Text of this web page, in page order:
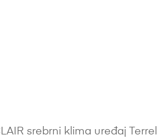
srebrni klima uređaj